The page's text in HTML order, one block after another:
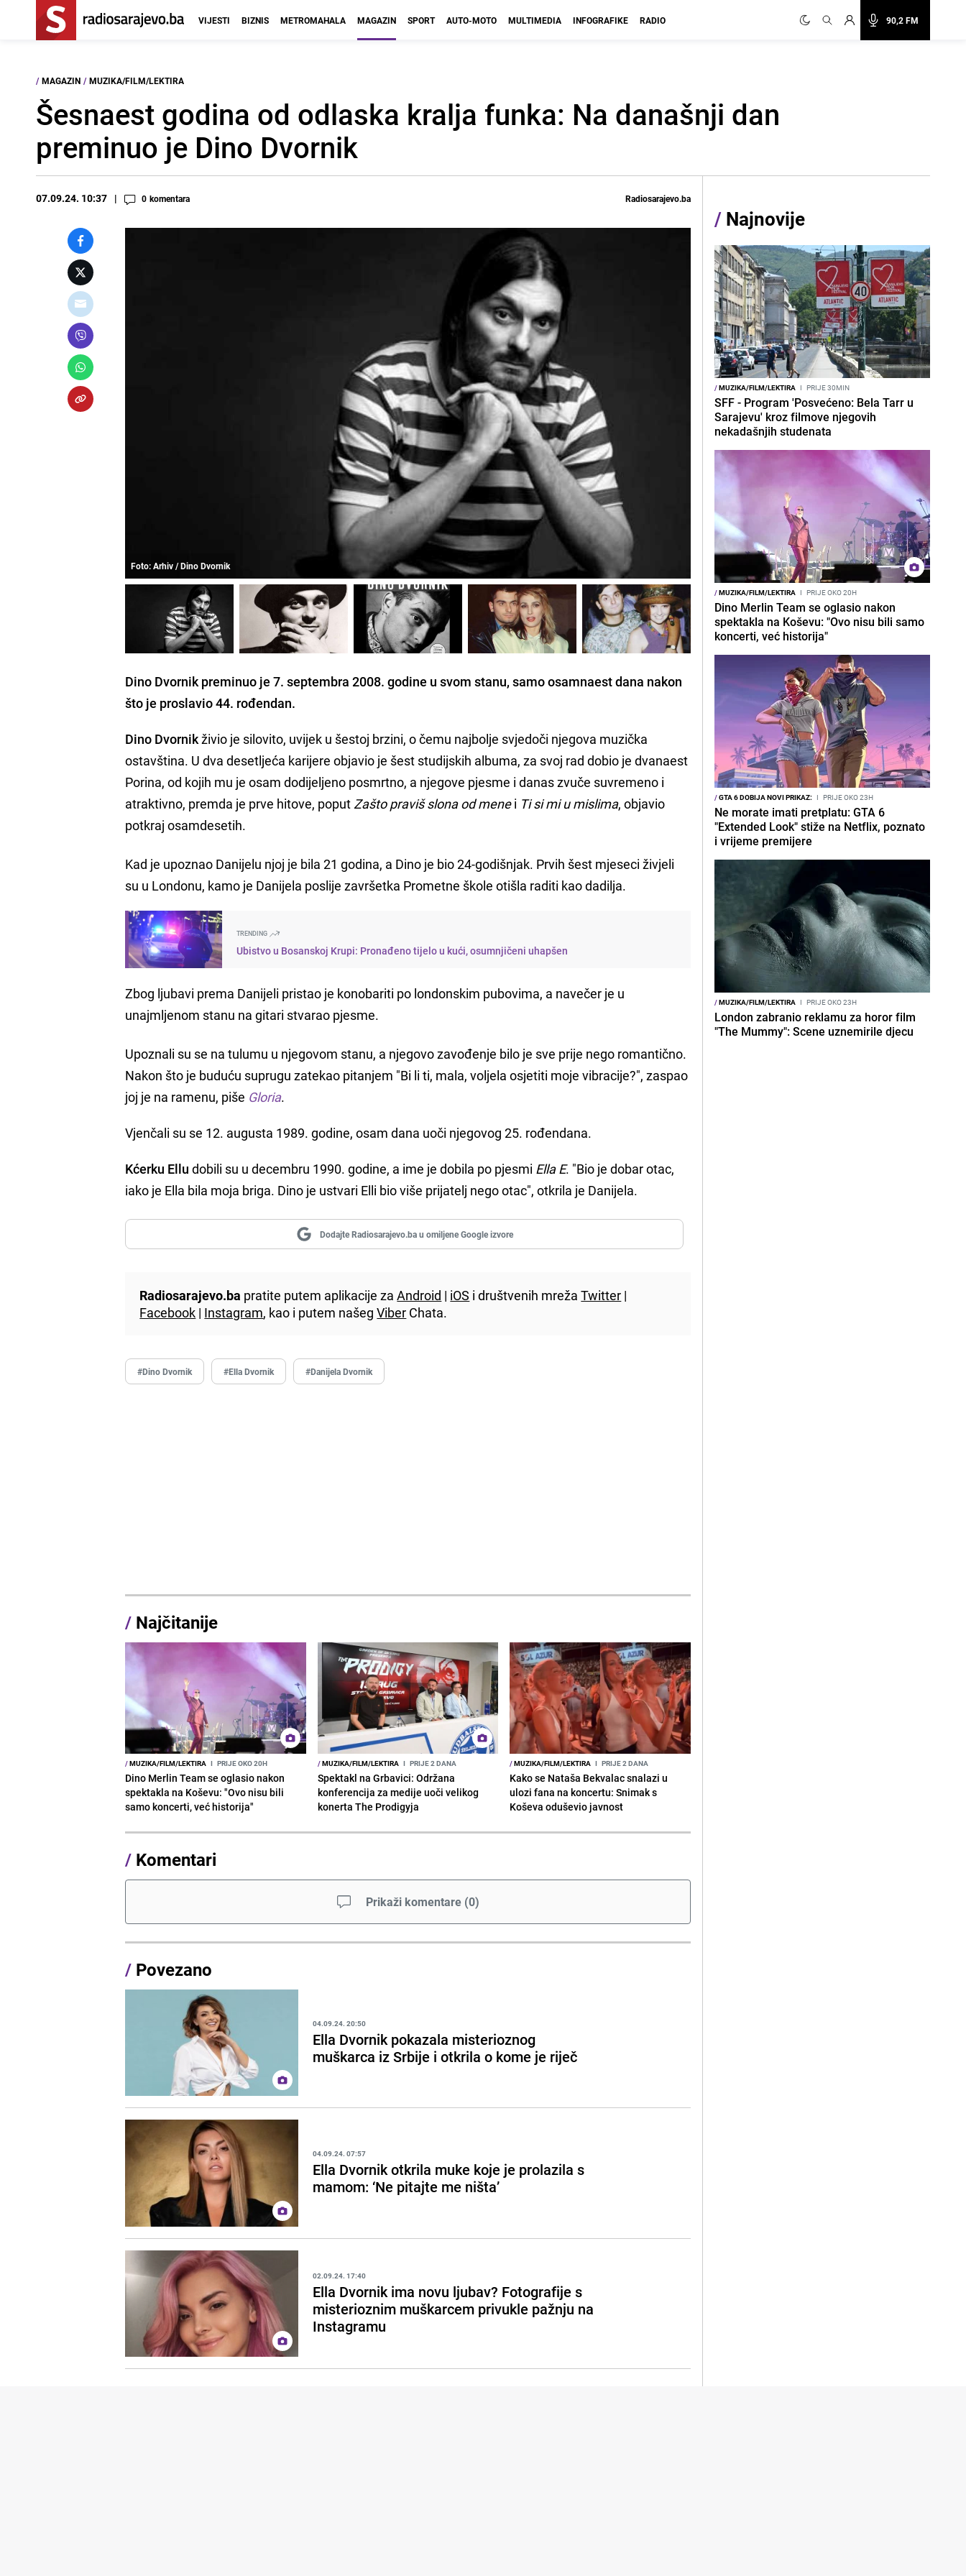
90,2 FM
VIJESTI BIZNIS METROMAHALA MAGAZIN SPORT AUTO-MOTO MULTIMEDIA INFOGRAFIKE RADIO
/ MAGAZIN / MUZIKA/FILM/LEKTIRA
Šesnaest godina od odlaska kralja funka: Na današnji dan
preminuo je Dino Dvornik
07.09.24. 10:37 0 komentara Radiosarajevo.ba
Foto: Arhiv / Dino Dvornik
Dino Dvornik preminuo je 7. septembra 2008. godine u svom stanu, samo osamnaest dana nakon
što je proslavio 44. rođendan.
Dino Dvornikživio je silovito, uvijek u šestoj brzini, o čemu najbolje svjedoči njegova muzička
ostavština. U dva desetljeća karijere objavio je šest studijskih albuma, za svoj rad dobio je dvanaest
Porina, od kojih mu je osam dodijeljeno posmrtno, a njegove pjesme i danas zvuče suvremeno i
atraktivno, premda je prve hitove, poput Zašto praviš slona od menei Ti si mi u mislima, objavio
potkraj osamdesetih.
Kad je upoznao Danijelu njoj je bila 21 godina, a Dino je bio 24-godišnjak. Prvih šest mjeseci živjeli
su u Londonu, kamo je Danijela poslije završetka Prometne škole otišla raditi kao dadilja.
TRENDING
Ubistvo u Bosanskoj Krupi: Pronađeno tijelo u kući, osumnjičeni uhapšen
Zbog ljubavi prema Danijeli pristao je konobariti po londonskim pubovima, a navečer je u
unajmljenom stanu na gitari stvarao pjesme.
Upoznali su se na tulumu u njegovom stanu, a njegovo zavođenje bilo je sve prije nego romantično.
Nakon što je buduću suprugu zatekao pitanjem "Bi li ti, mala, voljela osjetiti moje vibracije?", zaspao
joj je na ramenu, piše Gloria.
Vjenčali su se 12. augusta 1989. godine, osam dana uoči njegovog 25. rođendana.
Kćerku Ellu dobili su u decembru 1990. godine, a ime je dobila po pjesmi Ella E. "Bio je dobar otac,
iako je Ella bila moja briga. Dino je ustvari Elli bio više prijatelj nego otac", otkrila je Danijela.
Dodajte Radiosarajevo.ba u omiljene Google izvore
Radiosarajevo.ba pratite putem aplikacije zaAndroid | iOS i društvenih mrežaTwitter |
Facebook | Instagram, kao i putem našegViber Chata.
#Dino Dvornik #Ella Dvornik #Danijela Dvornik
/ Najčitanije
/MUZIKA/FILM/LEKTIRA I PRIJE OKO 20H
Dino Merlin Team se oglasio nakon
spektakla na Koševu: "Ovo nisu bili
samo koncerti, već historija"
/MUZIKA/FILM/LEKTIRA I PRIJE 2 DANA
Spektakl na Grbavici: Održana
konferencija za medije uoči velikog
konerta The Prodigyja
/MUZIKA/FILM/LEKTIRA I PRIJE 2 DANA
Kako se Nataša Bekvalac snalazi u
ulozi fana na koncertu: Snimak s
Koševa oduševio javnost
/ Komentari
Prikaži komentare (0)
/ Povezano
04.09.24. 20:50
Ella Dvornik pokazala misterioznog
muškarca iz Srbije i otkrila o kome je riječ
04.09.24. 07:57
Ella Dvornik otkrila muke koje je prolazila s
mamom: ‘Ne pitajte me ništa’
02.09.24. 17:40
Ella Dvornik ima novu ljubav? Fotografije s
misterioznim muškarcem privukle pažnju na
Instagramu
/ Najnovije
/MUZIKA/FILM/LEKTIRA I PRIJE 30MIN
SFF - Program 'Posvećeno: Bela Tarr u
Sarajevu' kroz filmove njegovih
nekadašnjih studenata
/MUZIKA/FILM/LEKTIRA I PRIJE OKO 20H
Dino Merlin Team se oglasio nakon
spektakla na Koševu: "Ovo nisu bili samo
koncerti, već historija"
/GTA 6 DOBIJA NOVI PRIKAZ: I PRIJE OKO 23H
Ne morate imati pretplatu: GTA 6
"Extended Look" stiže na Netflix, poznato
i vrijeme premijere
/MUZIKA/FILM/LEKTIRA I PRIJE OKO 23H
London zabranio reklamu za horor film
"The Mummy": Scene uznemirile djecu